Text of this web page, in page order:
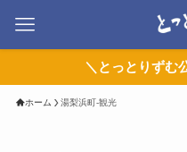
＼とっとりずむ
ホーム 湯梨浜町-観光